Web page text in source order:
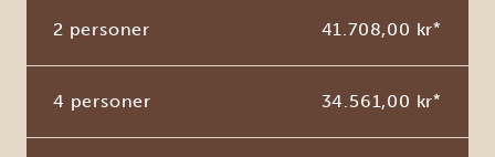
2 personer 41.708,00 kr*
4 personer 34.561,00 kr*